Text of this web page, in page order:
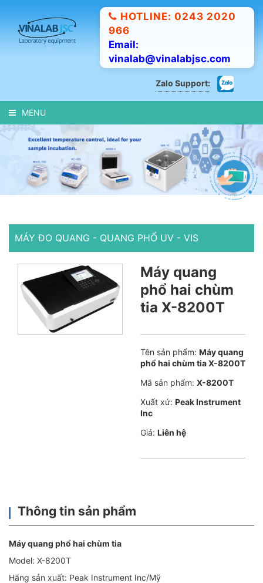
HOTLINE: 0243 2020
966
Email:
vinalab@vinalabjsc.com
Zalo Support:
MENU
MÁY ĐO QUANG - QUANG PHỔ UV - VIS
Máy quang
phổ hai chùm
tia X-8200T
Tên sản phẩm: Máy quang
phổ hai chùm tia X-8200T
Mã sản phẩm: X-8200T
Xuất xứ: Peak Instrument
Inc
Giá: Liên hệ
Thông tin sản phẩm
Máy quang phổ hai chùm tia
Model: X-8200T
Hãng sản xuất: Peak Instrument Inc/Mỹ